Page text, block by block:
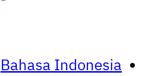
Bahasa Indonesia